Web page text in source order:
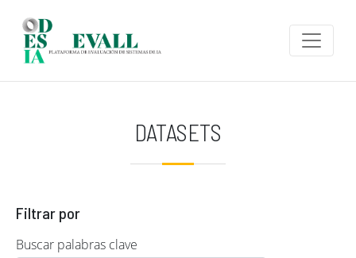
DATASETS
Filtrar por
Buscar palabras clave